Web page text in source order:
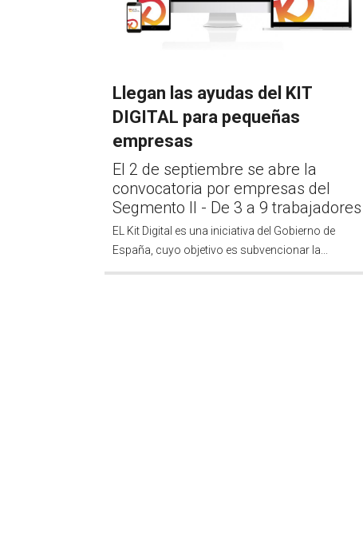
Llegan las ayudas del KIT
DIGITAL para pequeñas
empresas
El 2 de septiembre se abre la
convocatoria por empresas del
Segmento II - De 3 a 9 trabajadores
EL Kit Digital es una iniciativa del Gobierno de
España, cuyo objetivo es subvencionar la...